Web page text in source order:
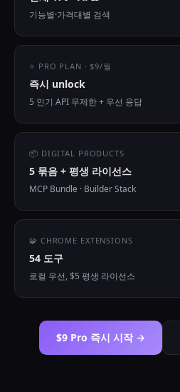
기능별·가격대별 검색
⭐ PRO PLAN · $9/월
즉시 unlock
5 인기 API 무제한 + 우선 응답
📦 DIGITAL PRODUCTS
5 묶음 + 평생 라이선스
MCP Bundle · Builder Stack
🧩 CHROME EXTENSIONS
54 도구
로컬 우선, $5 평생 라이선스
$9 Pro 즉시 시작 →